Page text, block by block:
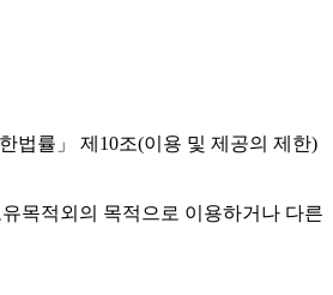
법률」 제10조(이용 및 제공의 제한)
목적외의 목적으로 이용하거나 다른